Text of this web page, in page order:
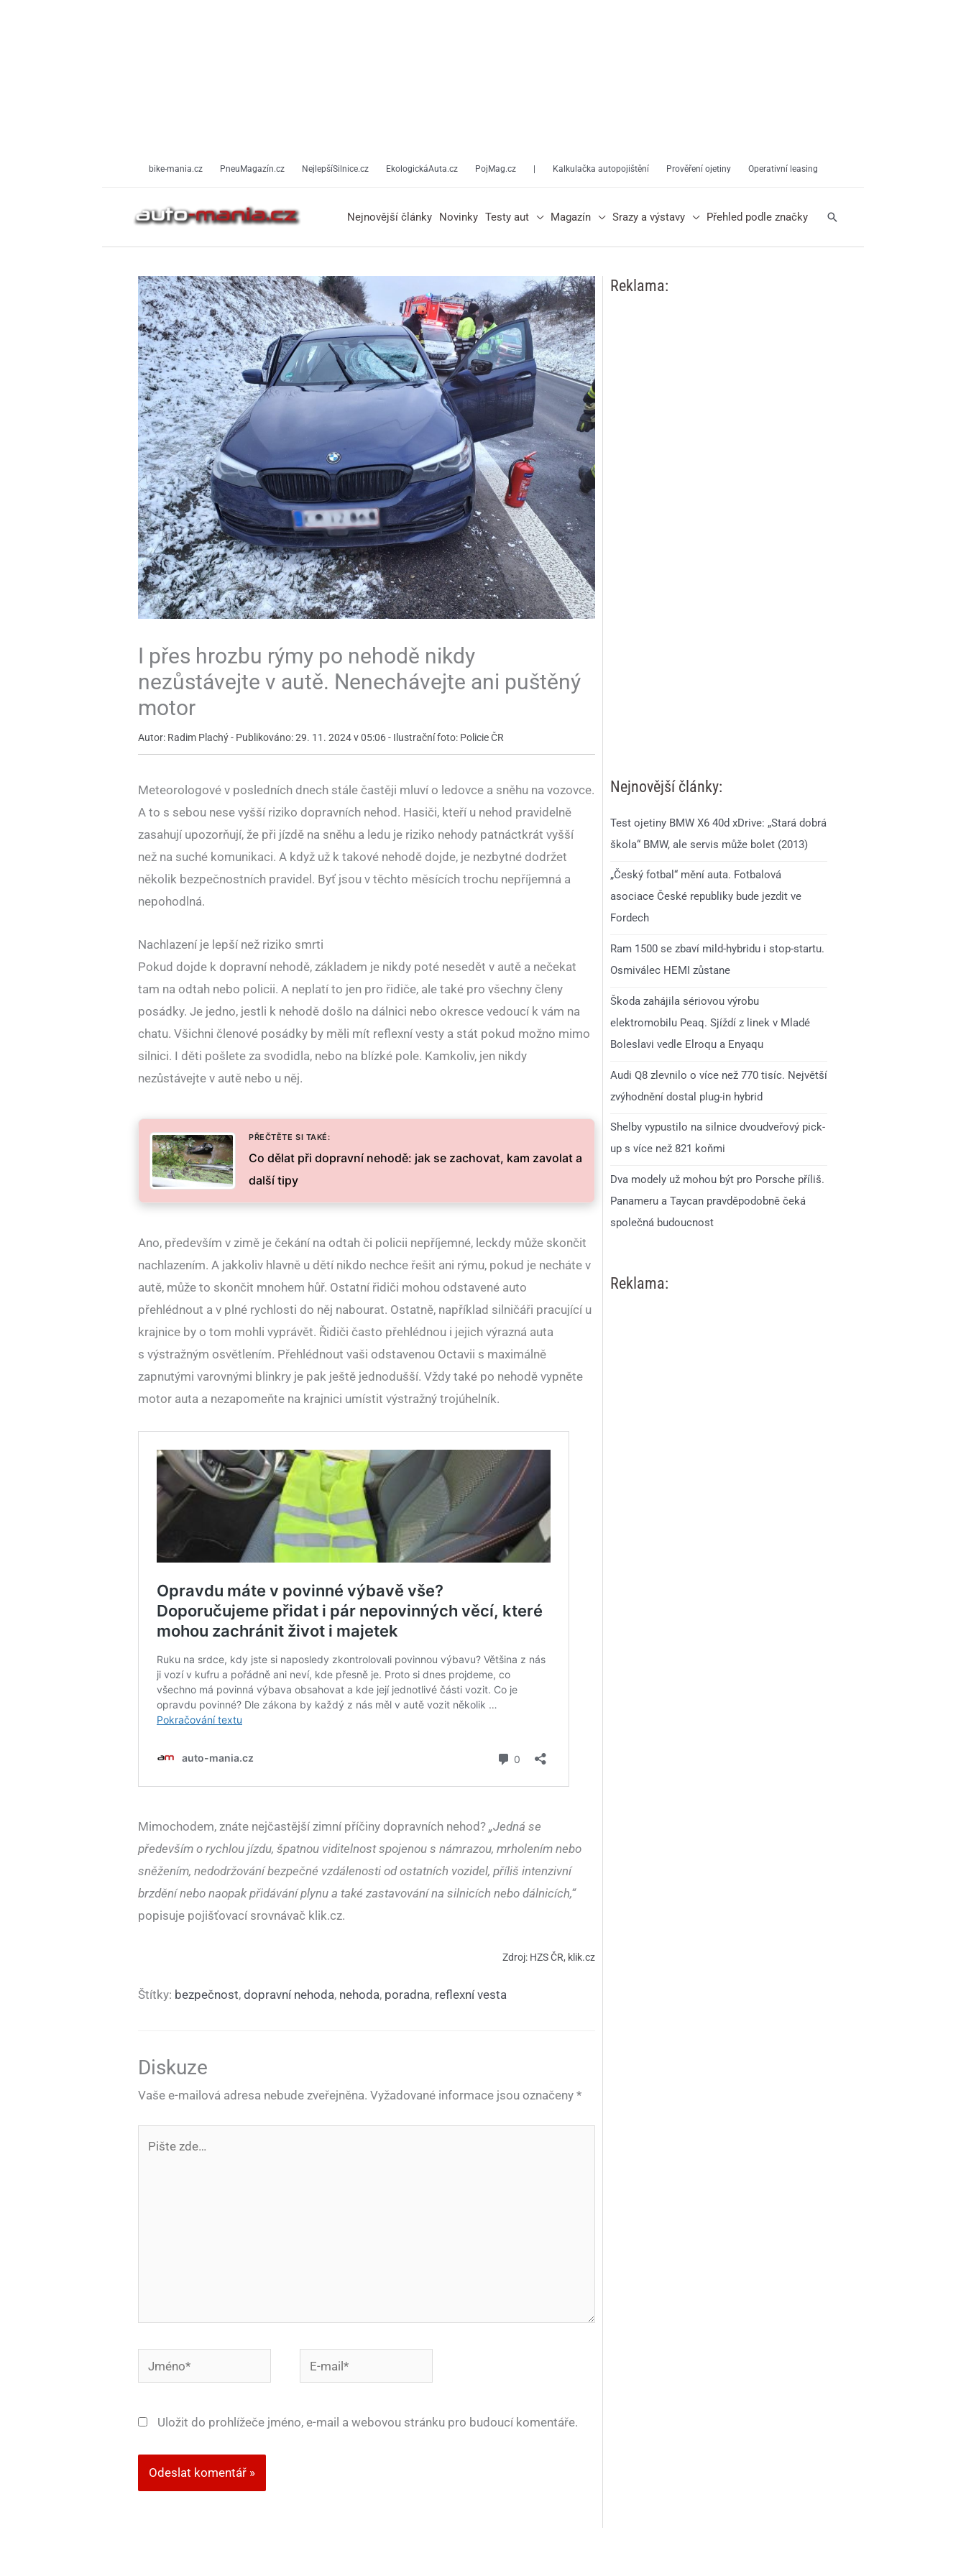
bike-mania.cz PneuMagazín.cz NejlepšíSilnice.cz EkologickáAuta.cz PojMag.cz Kalkulačka autopojištění Prověření ojetiny Operativní leasing
Nejnovější články Novinky Testy aut Magazín Srazy a výstavy Přehled podle značky Hledat
I přes hrozbu rýmy po nehodě nikdy
nezůstávejte v autě. Nenechávejte ani puštěný
motor
Autor: Radim Plachý - Publikováno: 29. 11. 2024 v 05:06 - Ilustrační foto: Policie ČR
Meteorologové v posledních dnech stále častěji mluví o ledovce a sněhu na vozovce.
A to s sebou nese vyšší riziko dopravních nehod. Hasiči, kteří u nehod pravidelně
zasahují upozorňují, že při jízdě na sněhu a ledu je riziko nehody patnáctkrát vyšší
než na suché komunikaci. A když už k takové nehodě dojde, je nezbytné dodržet
několik bezpečnostních pravidel. Byť jsou v těchto měsících trochu nepříjemná a
nepohodlná.
Nachlazení je lepší než riziko smrti
Pokud dojde k dopravní nehodě, základem je nikdy poté nesedět v autě a nečekat
tam na odtah nebo policii. A neplatí to jen pro řidiče, ale také pro všechny členy
posádky. Je jedno, jestli k nehodě došlo na dálnici nebo okresce vedoucí k vám na
chatu. Všichni členové posádky by měli mít reflexní vesty a stát pokud možno mimo
silnici. I děti pošlete za svodidla, nebo na blízké pole. Kamkoliv, jen nikdy
nezůstávejte v autě nebo u něj.
PŘEČTĚTE SI TAKÉ:
Co dělat při dopravní nehodě: jak se zachovat, kam zavolat a
další tipy
Ano, především v zimě je čekání na odtah či policii nepříjemné, leckdy může skončit
nachlazením. A jakkoliv hlavně u dětí nikdo nechce řešit ani rýmu, pokud je necháte v
autě, může to skončit mnohem hůř. Ostatní řidiči mohou odstavené auto
přehlédnout a v plné rychlosti do něj nabourat. Ostatně, například silničáři pracující u
krajnice by o tom mohli vyprávět. Řidiči často přehlédnou i jejich výrazná auta
s výstražným osvětlením. Přehlédnout vaši odstavenou Octavii s maximálně
zapnutými varovnými blinkry je pak ještě jednodušší. Vždy také po nehodě vypněte
motor auta a nezapomeňte na krajnici umístit výstražný trojúhelník.
Mimochodem, znáte nejčastější zimní příčiny dopravních nehod? „Jedná se
především o rychlou jízdu, špatnou viditelnost spojenou s námrazou, mrholením nebo
sněžením, nedodržování bezpečné vzdálenosti od ostatních vozidel, příliš intenzivní
brzdění nebo naopak přidávání plynu a také zastavování na silnicích nebo dálnicích,“
popisuje pojišťovací srovnávač klik.cz.
Zdroj: HZS ČR, klik.cz
Štítky: bezpečnost, dopravní nehoda, nehoda, poradna, reflexní vesta
Diskuze
Vaše e-mailová adresa nebude zveřejněna. Vyžadované informace jsou označeny *
Jméno*
mail*
Uložit do prohlížeče jméno, e-mail a webovou stránku pro budoucí komentáře.
Reklama:
Nejnovější články:
Test ojetiny BMW X6 40d xDrive: „Stará dobrá
škola“ BMW, ale servis může bolet (2013)
„Český fotbal“ mění auta. Fotbalová
asociace České republiky bude jezdit ve
Fordech
Ram 1500 se zbaví mild-hybridu i stop-startu.
Osmiválec HEMI zůstane
Škoda zahájila sériovou výrobu
elektromobilu Peaq. Sjíždí z linek v Mladé
Boleslavi vedle Elroqu a Enyaqu
Audi Q8 zlevnilo o více než 770 tisíc. Největší
zvýhodnění dostal plug-in hybrid
Shelby vypustilo na silnice dvoudveřový pick-
up s více než 821 koňmi
Dva modely už mohou být pro Porsche příliš.
Panameru a Taycan pravděpodobně čeká
společná budoucnost
Reklama: